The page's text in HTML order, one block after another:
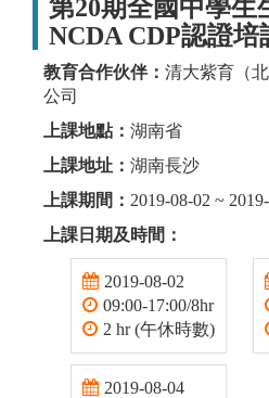
第20期全國中學生
NCDA CDP認證培
教育合作伙伴： 清大紫育（
公司
上課地點： 湖南省
上課地址： 湖南長沙
上課期間： 2019-08-02 ~
上課日期及時間：
2019-08-02
09:00-17:00/8hr
2 hr (午休時數)
2019-08-04